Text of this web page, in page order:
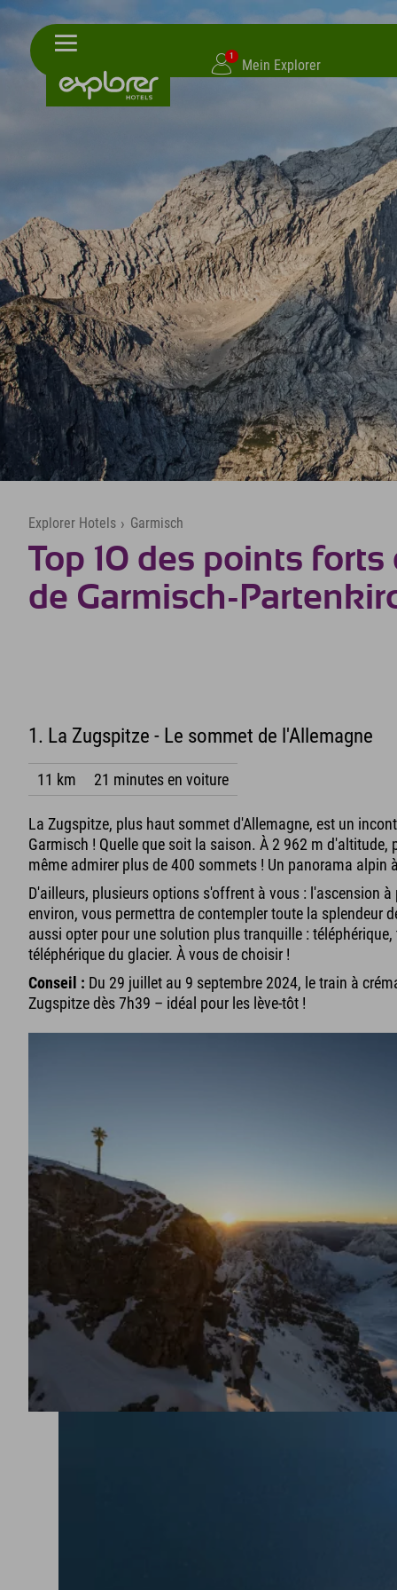
1
Mein Explorer
Explorer Hotels › Garmisch
Top 10 des points forts
de Garmisch-
1. La Zugspitze - Le sommet de l'Allemagne
11 km 21 minutes en voiture
La Zugspitze, plus haut sommet d'Allemagne, est un
Garmisch ! Quelle que soit la saison. À 2 962 m d'altitude,
même admirer plus de 400 sommets ! Un panorama alpin
D'ailleurs, plusieurs options s'offrent à vous : l'ascension à
environ, vous permettra de contempler toute la splendeur
aussi opter pour une solution plus tranquille :
téléphérique du glacier. À vous de choisir !
Conseil : Du 29 juillet au 9 septembre 2024, le train à
Zugspitze dès 7h39 – idéal pour les lève-tôt !